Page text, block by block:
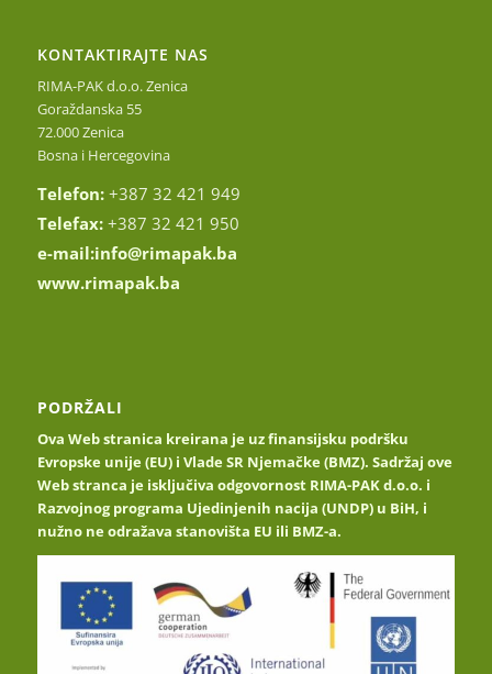
KONTAKTIRAJTE NAS
RIMA-PAK d.o.o. Zenica
Goraždanska 55
72.000 Zenica
Bosna i Hercegovina
Telefon: +387 32 421 949
Telefax: +387 32 421 950
e-mail:info@rimapak.ba
www.rimapak.ba
PODRŽALI
Ova Web stranica kreirana je uz finansijsku podršku
Evropske unije (EU) i Vlade SR Njemačke (BMZ). Sadržaj ove
Web stranca je isključiva odgovornost RIMA-PAK d.o.o. i
Razvojnog programa Ujedinjenih nacija (UNDP) u BiH, i
nužno ne odražava stanovišta EU ili BMZ-a.